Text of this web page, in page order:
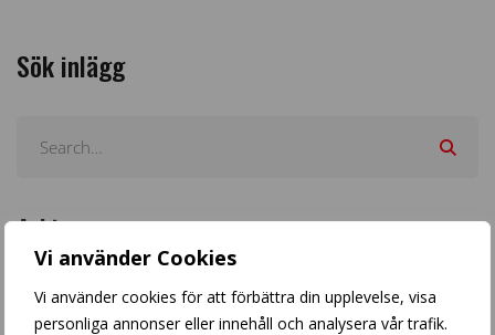
Vi använder Cookies
Vi använder cookies för att förbättra din upplevelse, visa
personliga annonser eller innehåll och analysera vår trafik.
Sök inlägg
Arkiv